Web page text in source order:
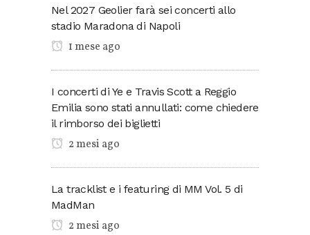
Nel 2027 Geolier farà sei concerti allo
stadio Maradona di Napoli
1 mese ago
I concerti di Ye e Travis Scott a Reggio
Emilia sono stati annullati: come chiedere
il rimborso dei biglietti
2 mesi ago
La tracklist e i featuring di MM Vol. 5 di
MadMan
2 mesi ago